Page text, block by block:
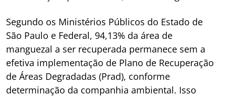
Segundo os Ministérios Públicos do Estado de
São Paulo e Federal, 94,13% da área de
manguezal a ser recuperada permanece sem a
efetiva implementação de Plano de Recuperação
de Áreas Degradadas (Prad), conforme
determinação da companhia ambiental. Isso